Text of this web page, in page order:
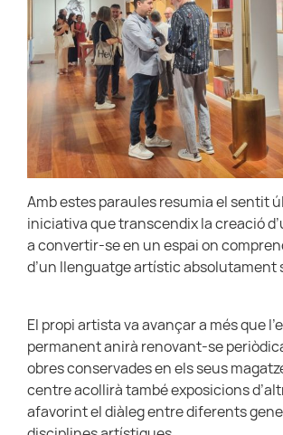
Amb estes paraules resumia el sentit
iniciativa que transcendix la creació
a convertir-se en un espai on
d’un llenguatge artístic absolutament
El propi artista va avançar a més que
permanent anirà renovant-se
obres conservades en els seus
centre acollirà també exposicions
afavorint el diàleg entre diferents